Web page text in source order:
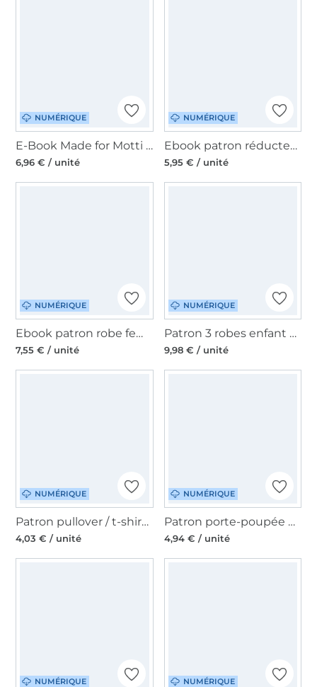
NUMÉRIQUE
E-Book Made for Motti Pflümli´s Romper, en allemand
6,96 € / unité
NUMÉRIQUE
Ebook patron réducteur de lit et coussins nuage bébé Snygges, en allemand
5,95 € / unité
NUMÉRIQUE
Ebook patron robe femme Malou Schnitte4Friends, en allemand
7,55 € / unité
NUMÉRIQUE
Patron 3 robes enfant pdf lovely fast dress 74 - 164 LovelySewDesign, en allemand
9,98 € / unité
NUMÉRIQUE
Patron pullover / t-shirt femme pdf Belle Malomi, en français
4,03 € / unité
NUMÉRIQUE
Patron porte-poupée pdf Ruck-Zuck Bunte Nähigkeiten, en allemand
4,94 € / unité
NUMÉRIQUE NUMÉRIQUE